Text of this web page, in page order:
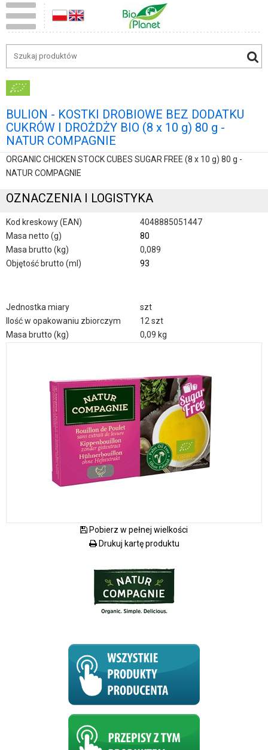
BULION - KOSTKI DROBIOWE BEZ DODATKU
CUKRÓW I DROŻDŻY BIO (8 x 10 g) 80 g -
NATUR COMPAGNIE
ORGANIC CHICKEN STOCK CUBES SUGAR FREE (8 x 10 g) 80 g -
NATUR COMPAGNIE
OZNACZENIA I LOGISTYKA
Kod kreskowy (EAN)
4048885051447
Masa netto (g)
80
Masa brutto (kg)
0,089
Objętość brutto (ml)
93
Jednostka miary
szt
Ilość w opakowaniu zbiorczym
12 szt
Masa brutto (kg)
0,09 kg
Pobierz w pełnej wielkości
Drukuj kartę produktu